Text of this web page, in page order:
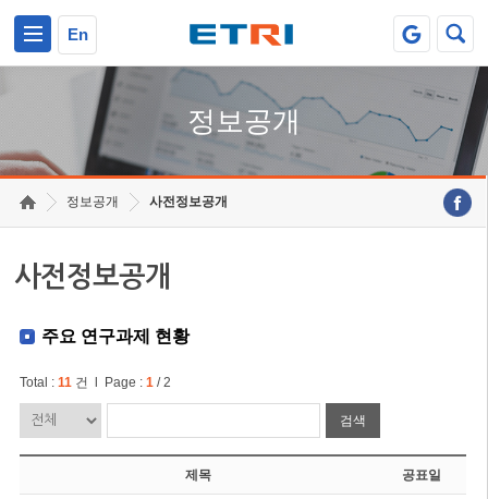
En
정보공개
정보공개 사전정보공개
사전정보공개
주요 연구과제 현황
Total : 11건 l Page : 1/ 2
검색
제목 공표일